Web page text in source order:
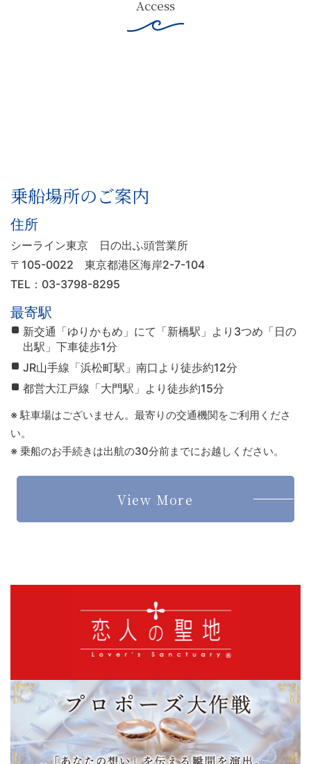
Access
乗船場所のご案内
住所
シーライン東京 日の出ふ頭営業所
〒105-0022 東京都港区海岸2-7-104
TEL：03-3798-8295
最寄駅
新交通「ゆりかもめ」にて「新橋駅」より3つめ「日の
出駅」下車徒歩1分
JR山手線「浜松町駅」南口より徒歩約12分
都営大江戸線「大門駅」より徒歩約15分
※ 駐車場はございません。最寄りの交通機関をご利用くださ
い。
※ 乗船のお手続きは出航の30分前までにお越しください。
View More